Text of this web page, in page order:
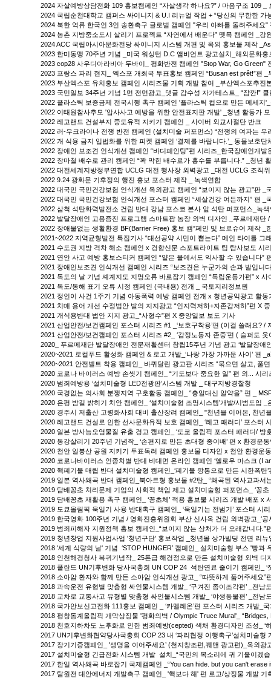
2024 자살예방상담전화 109 홍보캠페인 “자살생각 하나요?” / 마음구조 109
2024 국립순천대학교 캠퍼스 싸이니지 & U.I 리뉴얼 작업 + “당신의 무한한 가
2024 북한 억류 한국인 3인 송환촉구 글로벌 캠페인 "우리 아빠를 돌려주세요"
2024 농촌 지방중소도시 살리기 프로젝트 “자연에서 배운다” 뗏목 캠페인 _강
2024 ACC 국립아시아문화전당 싸이니지 시스템 개편 및 옥외 홍보물 제작
2023 한미동맹 70주년 기념 _미국 워싱턴 D.C 앰비언트 광고설치_해외문화
2023 cop28 사우디아라비아 두바이_ 평화반전 캠페인 "Stop War, Go Green"
2023 프랑스 파리 현지_ 엑스포 개최국 투표홍보 캠페인 “Busan est prêt!”편 _
2023 부산엑스포 유치홍보 캠페인 시리즈물 기획 개발 참여 _부산엑스포추진
2023 국민일보 34주년 기념 1면 전면광고_댓글 감수성 자가테스트_ “잠깐!”
2022 플라스틱 보증금제 전국시행 촉구 캠페인 '플라스틱 컵으로 만든 메세지
2022 이태원참사추모 '압사사고 예방을 위한 안전표지판 개발' _청년 활동가
2022 레고랜드 건설부지 중도유적 지키기 캠페인 _ 사이버 외교사절단 반크
2022 러-우크라이나 전쟁 반전 캠페인 (설치미술 퍼포먼스) “전쟁의 여파는
2022 개 식용 금지 입법화를 위한 피켓 캠페인 ‘결제를 바랍니다.’_ 동물보호단
2022 장애인 보조견 인식개선 캠페인 “바디페인팅”편 시리즈_한국장애인개발
2022 장마철 배수로 관리 캠페인 “꽉 막힌 배수로가 홍수를 부릅니다.” _청년
2022 대전세계지방정부연합 UCLG 대전 행사장 외벽광고 _대전 UCLG 조직
2022 9.24 광화문 기후정의 행진 홍보 포스터 제작 _ 녹색연합
2022 대국민 국민건강보험 인식개선 옥외광고 캠페인 “보이지 않는 광고”판 _
2022 대국민 국민건강보험 인식개선 포스터 캠페인 “세살건강 여든까지” 편 _
2022 삼척 석탄화력발전소 건립 반대 강남 포스코 본사 앞 석탄 퍼포먼스_녹
2022 발달장애인 고용증진 프로그램 스마트팜 농장 외벽 디자인 _푸르메재단
2022 장애물없는 생활환경 BF(Barrier Free) 홍보 캠”페인 및 브로슈어 제작 _
2021~2022 지역균형발전 특집기사 “대선공약 시민이 뽑는다” 메인 타이틀 그
2021 수도권 지방 격차 해소 캠페인 x 경향신문 스포트라이트 팀 탐사보도 시
2021 연안 사고 예방 홍보스티커 캠페인 “얕은 물에서도 익사할 수 있습니다”
2021 장애인보조견 인식개선 캠페인 시리즈 “보조견은 누군가의 손과 발입니
2021 독도의 날 기념 셰계지도 지명오류 바로잡기 캠페인 “독립운동가편” x 사
2021 독도/동해 표기 오류 시정 캠페인 (국내용) 전개 _ 국토지리정보원
2021 정인이 사건 1주기 기념 아동폭력 예방 캠페인 전개 x 청년공익광고 활동
2021 치매 용어 개선 수정법안 발의 지지광고 “인지력저하+자존감저하”편 X
2021 개식용반대 법안 지지 광고_“사형수”편 X 중앙일보 보도 기사
2021 산업안전/보건캠페인 포스터 시리즈 #1 _‘보호구착용’편 (이걸 쓸래요?
2021 산업안전/보건캠페인 포스터 시리즈 #2_ ‘감정노동자 존중’편 ( 슬퍼도
2020_ 푸르메재단 발달장애인 전문재활센터 창립15주년 기념 광고 ‘발달장애
2020~2021 로컬푸드 활성화 캠페인 & 로고 개발_‘나랑 가장 가까운 사이’ 편
2020~2021 안전벨트 착용 캠페인_ 바퀴달린 광고판 시리즈 “묶으면 살고, 풀
2020 코로나 바이러스 예방 손씻기 캠페인_ “기도보다 중요한 일” 편 외... 시
2020 범죄예방용 ‘설치미술형 LED전광판’시스템 개발 _ 대구지방경찰청
2020 국경없는 의사회 분쟁지역 구호활동 캠페인_ “총알대신 알약을” 편 _
2020 은평 밤길 밝히기 치안 캠페인_ ‘설치미술형 조명시스템’개발/시범도입
2020 경주시 저출산 고령화사회 대비 출산장려 캠페인_ "천년을 이어온, 천년
2020 레고랜드 건설로 인한 선사문화유적 보호 캠페인_ ‘레고 패러디’ 포스터
2020 일본 방사능오염물질 유출 경고 캠페인_ ‘도쿄 올림픽 포스터 패러디/
2020 동강살리기 20주년 기념작_ ‘손편지로 만든 초대형 종이배’ 편 x 환경운
2020 천안 일봉산 공원 지키기 투표독려 캠페인 홍보물 디자인 x 천안 환경운
2020 코로나바이러스 인종차별 반대 비대면 온라인 캠페인 ‘옐로우 마스크 (I
2020 핵폐기물 매립 반대 설치미술형 캠페인_‘폐기물 깡통으로 만든 시한폭탄
2019 일본 역사왜곡 반대 캠페인_북아트형 홍보물 #2탄_ “왜곡된 역사교과
2019 담배꽁초 처리문제 기업의 사회적 책임 제고 설치미술형 퍼포먼스_ ‘꽁
2019 담배꽁초 재활용 촉구 캠페인_ ‘꽁초체’ 적용 홍보물 시리즈 개발 배포 x
2019 도쿄올림픽 욱일기 사용 반대촉구 캠페인_ ‘욱일기는 전범기’ 포스터 시
2019 한국영화 100주년 기념 / 영화진흥위원회 부산 신사옥 건립 외벽광고_‘
2019 범죄피해자 지원정책 홍보 캠페인_“보이지 않는 상처가 더 오래갑니다.”
2019 청년창업 지원사업사업 '청년구단' 홍보작업 _청년몰 상가빌딩 전면 리뉴
2018 '세계 식량의 날' 기념 ‘STOP HUNGER’ 캠페인_ 설치미술형 부스 '빵과
2018 인천해경청사 복귀기념작_ 25톤급 해경정으로 만든 설치미술형 외벽 디
2018 폴란드 UN기후변화 당사국총회 UN COP 24 석탄연료 줄이기 캠페인_
2018 소아암 환자와 함께 만든 소아암 인식개선 광고_ “따뜻하게 품어주세요
2018 과속운전 유형별 맞춤형 싸인물시스템 개발_ ‘구겨진 종이조각편’ _전남
2018 교차로 교통사고 유형별 맞춤형 싸인물시스템 개발_ ‘야생동물편’ _전남
2018 국가안보신고전화 111홍보 캠페인 _ ‘카멜레온’편 포스터 시리즈 개발_
2018 평창동계올림픽 개막상징물 '평화의벽 / Olympic Truce Mural'_
2018 천호지하차도 노후화로 인한 범죄예방(cepted) 색채 환경디자인 조성_ ‘
2017 UN기후변화협약당사국총회 COP 23 내 ‘파리협정 이행촉구’설치미술
2017 장기기증캠페인_ '생명을 이어주세요’ (천지창조편,꿰맨 광고편)_옥외
2017 설치미술형 긴급전화 시스템 개발 설치_“국민의 목소리에 귀 기울이겠
2017 한일 역사왜곡 바로잡기 국제캠페인 _“You can hide. but you can't
2017 탈원전 대안에너지 개발촉구 캠페인_ '핵보다 해' 편 로고/상징물 개발 기